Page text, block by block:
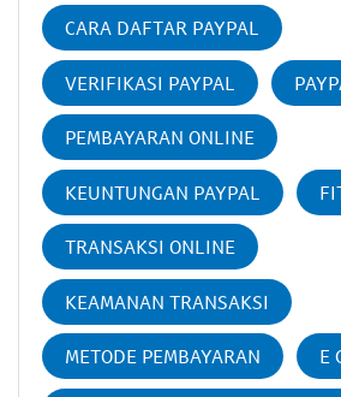
CARA DAFTAR PAYPAL
VERIFIKASI PAYPAL
PEMBAYARAN ONLINE
KEUNTUNGAN PAYPAL
TRANSAKSI ONLINE
KEAMANAN TRANSAKSI
METODE PEMBAYARAN E